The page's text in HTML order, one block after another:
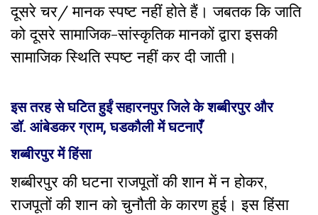
दूसरे चर/ मानक स्पष्ट नहीं होते हैं। जबतक कि जाति
को दूसरे सामाजिक-सांस्कृतिक मानकों द्वारा इसकी
सामाजिक स्थिति स्पष्ट नहीं कर दी जाती।
इस तरह से घटित हुईं सहारनपुरजिलेकेशब्बीरपुरऔर
डॉ. आंबेडकरग्राम,घडकौलीमेंघटनाएँ
शब्बीरपुरमेंहिंसा
शब्बीरपुर की घटना राजपूतों की शान में न होकर,
राजपूतों की शान को चुनौती के कारण हुई। इस हिंसा